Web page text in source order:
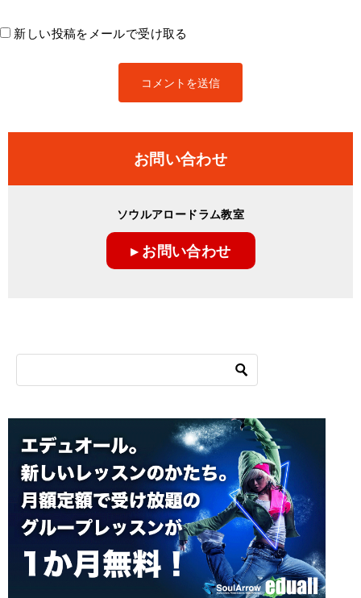
新しい投稿をメールで受け取る
お問い合わせ
ソウルアロードラム教室
▸ お問い合わせ